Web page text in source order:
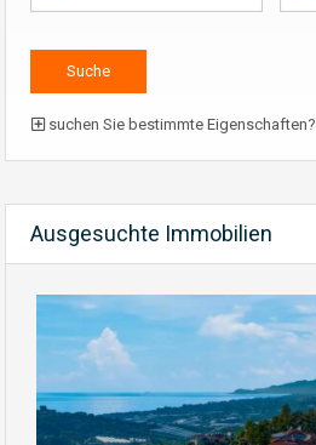
suchen Sie bestimmte Eigenschaften?
Ausgesuchte Immobilien